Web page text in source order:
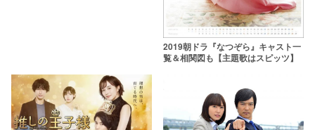
2019朝ドラ『なつぞら』キャスト一
覧＆相関図も【主題歌はスピッツ】